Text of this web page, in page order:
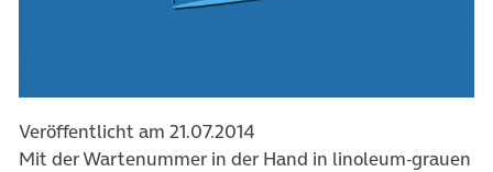
Veröffentlicht am 21.07.2014
Mit der Wartenummer in der Hand in linoleum-grauen